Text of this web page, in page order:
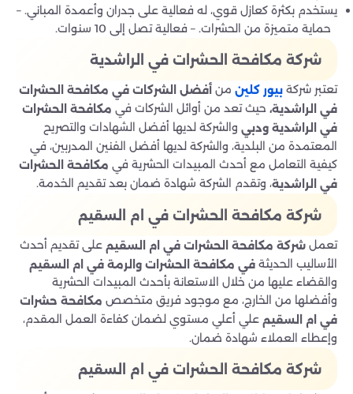
يستخدم بكثرة كعازل قوي، له فعالية على جدران وأعمدة المباني. –
حماية متميزة من الحشرات. – فعالية تصل إلى 10 سنوات.
شركة مكافحة الحشرات في الراشدية
تعتبر شركة بيور كلين من أفضل الشركات في مكافحة الحشرات
في الراشدية، حيث تعد من أوائل الشركات في مكافحة الحشرات
في الراشدية ودبي والشركة لديها أفضل الشهادات والتصريح
المعتمدة من البلدية، والشركة لديها أفضل الفنين المدربين، في
كيفية التعامل مع أحدث المبيدات الحشرية في مكافحة الحشرات
في الراشدية، وتقدم الشركة شهادة ضمان بعد تقديم الخدمة.
شركة مكافحة الحشرات في ام السقيم
تعمل شركة مكافحة الحشرات في ام السقيم على تقديم أحدث
الأساليب الحديثة في مكافحة الحشرات والرمة في ام السقيم
والقضاء عليها من خلال الاستعانة بأحدث المبيدات الحشرية
وأفضلها من الخارج، مع موجود فريق متخصص مكافحة حشرات
في ام السقيم علي أعلي مستوي لضمان كفاءة العمل المقدم،
وإعطاء العملاء شهادة ضمان.
شركة مكافحة الحشرات في ام السقيم